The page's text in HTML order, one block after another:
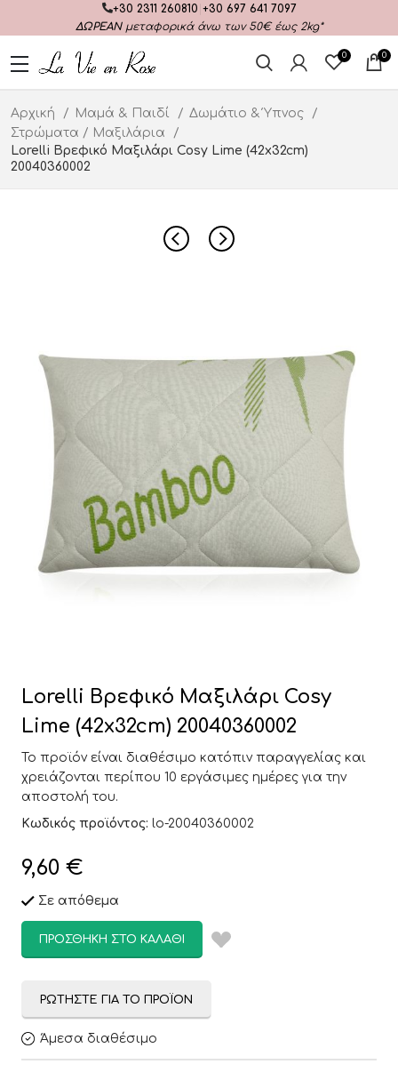
+30 2311 260810 +30 697 641 7097
ΔΩΡΕΑΝμεταφορικά άνω των 50€ έως 2kg*
0 0
Αρχική Μαμά & Παιδί
Δωμάτιο & Ύπνος
Στρώματα / Μαξιλάρια
Lorelli Βρεφικό Μαξιλάρι Cosy Lime (42x32cm)
20040360002
Lorelli Βρεφικό Μαξιλάρι Cosy
Lime (42x32cm) 20040360002
Το προϊόν είναι διαθέσιμο κατόπιν παραγγελίας και
χρειάζονται περίπου 10 εργάσιμες ημέρες για την
αποστολή του.
Κωδικός προϊόντος: lo-20040360002
9,60 €
Σε απόθεμα
ΠΡΟΣΘΉΚΗ ΣΤΟ ΚΑΛΆΘΙ
ΡΩΤΉΣΤΕ ΓΙΑ ΤΟ ΠΡΟΪΌΝ
Άμεσα διαθέσιμο